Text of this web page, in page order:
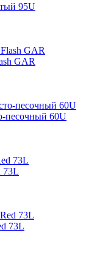
95U
GAR
песочный 60U
73L
73L